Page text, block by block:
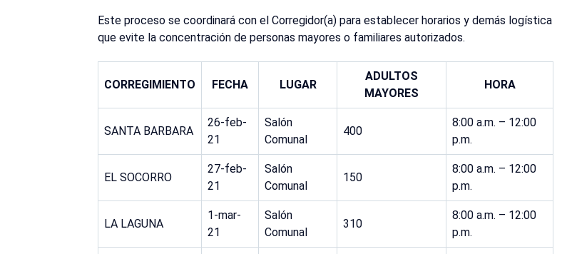
Este proceso se coordinará con el Corregidor(a) para establecer horarios y demás logística
que evite la concentración de personas mayores o familiares autorizados.
CORREGIMIENTO FECHA LUGAR
ADULTOS
MAYORES
HORA
SANTA BARBARA
26-feb-
21
Salón
Comunal
400
8:00 a.m. – 12:00
p.m.
EL SOCORRO
27-feb-
21
Salón
Comunal
150
8:00 a.m. – 12:00
p.m.
LA LAGUNA
1-mar-
21
Salón
Comunal
310
8:00 a.m. – 12:00
p.m.